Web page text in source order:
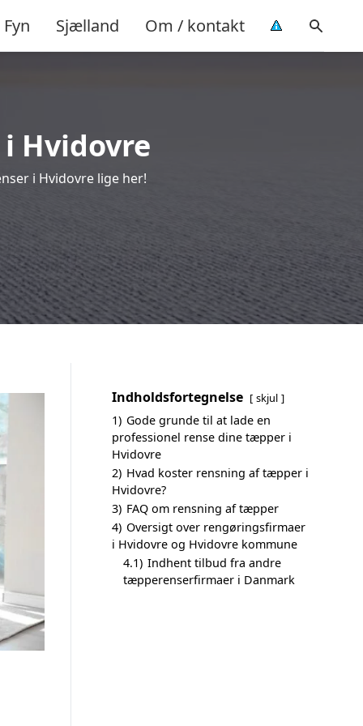
Fyn Sjælland Om / kontakt
Hvidovre
i Hvidovre lige her!
Indholdsfortegnelse skjul
1) Gode grunde til at lade en
professionel rense dine tæpper i
Hvidovre
2) Hvad koster rensning af tæpper i
Hvidovre?
3) FAQ om rensning af tæpper
4) Oversigt over rengøringsfirmaer
i Hvidovre og Hvidovre kommune
4.1) Indhent tilbud fra andre
tæpperenserfirmaer i Danmark